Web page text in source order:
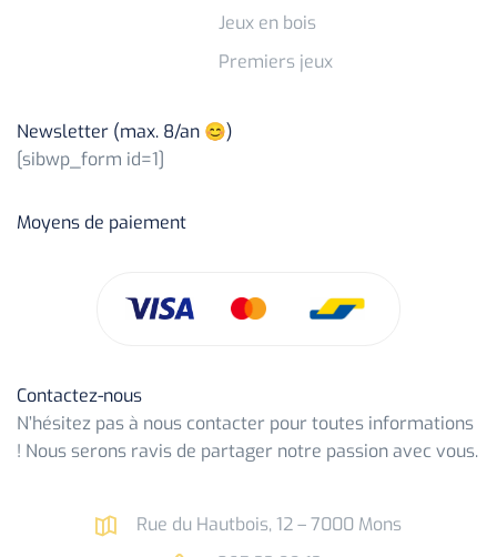
Jeux en bois
Premiers jeux
Newsletter (max. 8/an 😊)
[sibwp_form id=1]
Moyens de paiement
Contactez-nous
N’hésitez pas à nous contacter pour toutes informations
! Nous serons ravis de partager notre passion avec vous.
Rue du Hautbois, 12 – 7000 Mons